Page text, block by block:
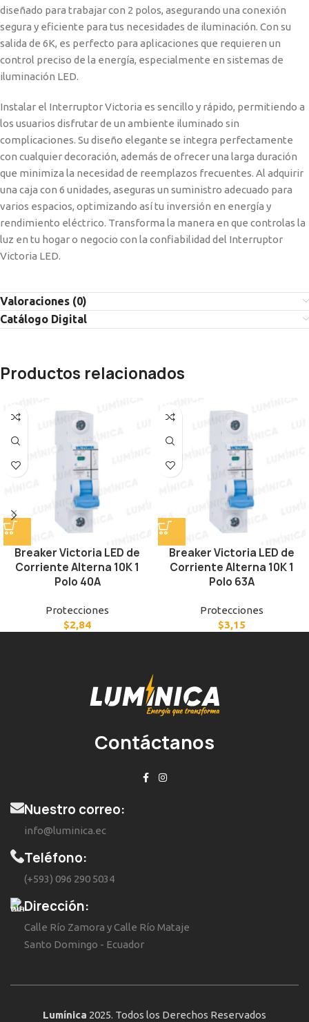
diseñado para trabajar con 2 polos, asegurando una conexión
segura y eficiente para tus necesidades de iluminación. Con su
salida de 6K, es perfecto para aplicaciones que requieren un
control preciso de la energía, especialmente en sistemas de
iluminación LED.
Instalar el Interruptor Victoria es sencillo y rápido, permitiendo a
los usuarios disfrutar de un ambiente iluminado sin
complicaciones. Su diseño elegante se integra perfectamente
con cualquier decoración, además de ofrecer una larga duración
que minimiza la necesidad de reemplazos frecuentes. Al adquirir
una caja con 6 unidades, aseguras un suministro adecuado para
varios espacios, optimizando así tu inversión en energía y
rendimiento eléctrico. Transforma la manera en que controlas la
luz en tu hogar o negocio con la confiabilidad del Interruptor
Victoria LED.
Valoraciones (0)
Catálogo Digital
Productos relacionados
Breaker Victoria LED de
Corriente Alterna 10K 1
Polo 40A
Protecciones
$2,84
Breaker Victoria LED de
Corriente Alterna 10K 1
Polo 63A
Protecciones
$3,15
Contáctanos
Nuestro correo:
info@luminica.ec
Teléfono:
(+593) 096 290 5034
Dirección:
Calle Río Zamora y Calle Río Mataje
Santo Domingo - Ecuador
Lumínica 2025. Todos los Derechos Reservados